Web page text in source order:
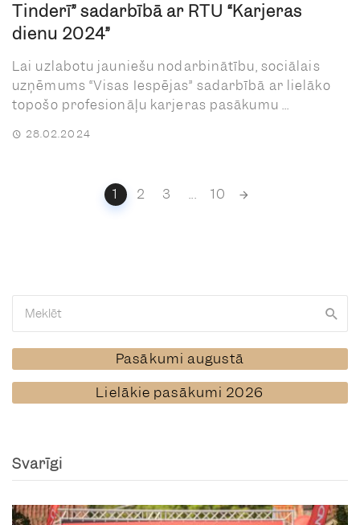
Tinderī” sadarbībā ar RTU “Karjeras
dienu 2024”
Lai uzlabotu jauniešu nodarbinātību, sociālais
uzņēmums “Visas Iespējas” sadarbībā ar lielāko
topošo profesionāļu karjeras pasākumu ...
28.02.2024
1 2 3 ... 10
Pasākumi augustā
Lielākie pasākumi 2026
Svarīgi